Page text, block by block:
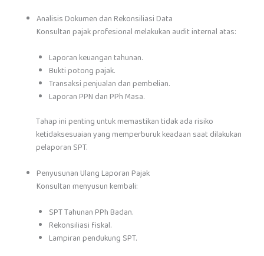
Analisis Dokumen dan Rekonsiliasi Data
Konsultan pajak profesional melakukan audit internal atas:
Laporan keuangan tahunan.
Bukti potong pajak.
Transaksi penjualan dan pembelian.
Laporan PPN dan PPh Masa.
Tahap ini penting untuk memastikan tidak ada risiko
ketidaksesuaian yang memperburuk keadaan saat dilakukan
pelaporan SPT.
Penyusunan Ulang Laporan Pajak
Konsultan menyusun kembali:
SPT Tahunan PPh Badan.
Rekonsiliasi fiskal.
Lampiran pendukung SPT.